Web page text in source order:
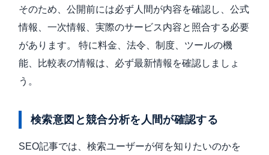
そのため、公開前には必ず人間が内容を確認し、公式
情報、一次情報、実際のサービス内容と照合する必要
があります。 特に料金、法令、制度、ツールの機
能、比較表の情報は、必ず最新情報を確認しましょ
う。
検索意図と競合分析を人間が確認する
SEO記事では、検索ユーザーが何を知りたいのかを